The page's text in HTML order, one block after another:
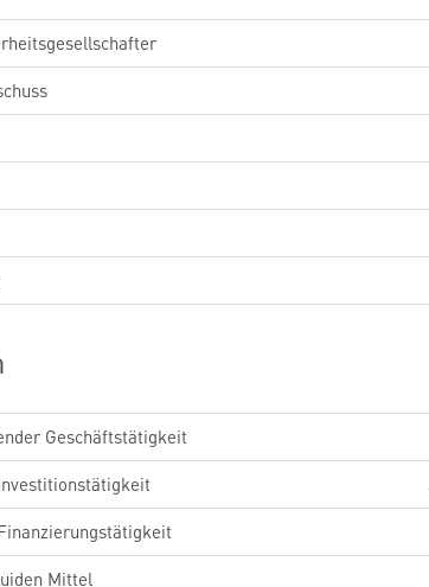
Geschäftstätigkeit
Mittel